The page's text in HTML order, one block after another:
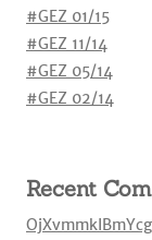
#GEZ 01/15
#GEZ 11/14
#GEZ 05/14
#GEZ 02/14
Recent